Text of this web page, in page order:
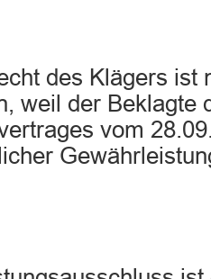
des Klägers ist
weil der Beklagte
vom